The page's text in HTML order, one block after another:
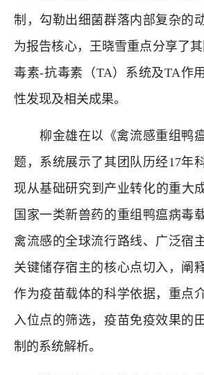
制，勾勒出细菌群落内部复杂的
为报告核心，王晓雪重点分享了
毒素-抗毒素（TA）系统及TA作
性发现及相关成果。
柳金雄在以《禽流感重组鸭
题，系统展示了其团队历经17年
现从基础研究到产业转化的重
国家一类新兽药的重组鸭瘟病毒
禽流感的全球流行路线、广泛宿
关键储存宿主的核心点切入，阐
作为疫苗载体的科学依据，重点
入位点的筛选，疫苗免疫效果的
制的系统解析。